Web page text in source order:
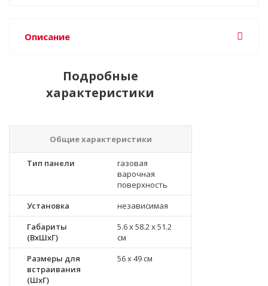
Описание
Подробные
характеристики
Общие характеристики
Тип панели
газовая
варочная
поверхность
Установка
независимая
Габариты
(ВхШхГ)
5.6 x 58.2 x 51.2
см
Размеры для
встраивания
(ШхГ)
56 x 49 см